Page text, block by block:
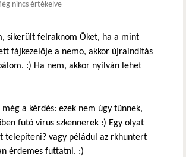
nincs értékelve
sikerült felraknom Őket, ha a mint
fájkezelője a nemo, akkor újraindítás
:) Ha nem, akkor nyilván lehet
még a kérdés: ezek nem úgy tűnnek,
futó virus szkennerek :) Egy olyat
telepíteni? vagy péládul az rkhuntert
érdemes futtatni. :)